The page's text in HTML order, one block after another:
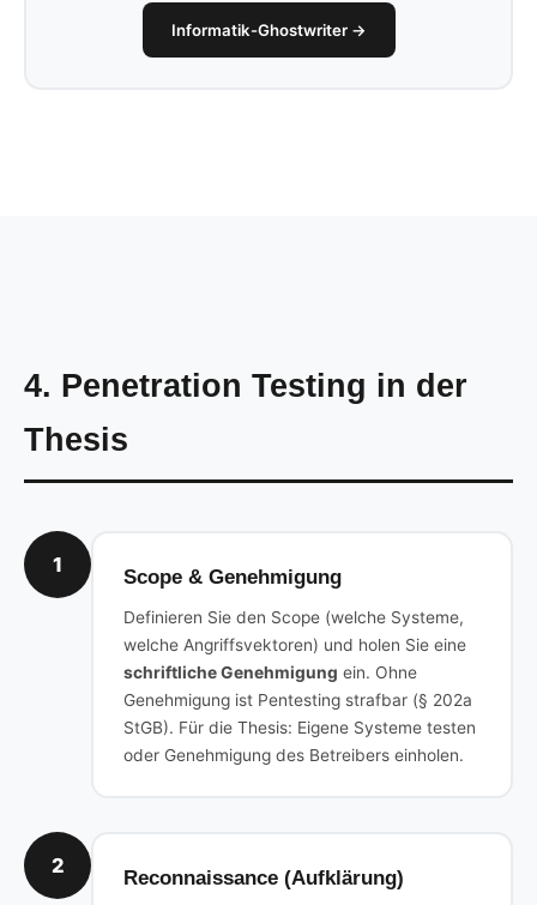
Informatik-Ghostwriter →
4. Penetration Testing in der
Thesis
1 Scope & Genehmigung
Definieren Sie den Scope (welche Systeme,
welche Angriffsvektoren) und holen Sie eine
schriftliche Genehmigung ein. Ohne
Genehmigung ist Pentesting strafbar (§ 202a
StGB). Für die Thesis: Eigene Systeme testen
oder Genehmigung des Betreibers einholen.
2 Reconnaissance (Aufklärung)